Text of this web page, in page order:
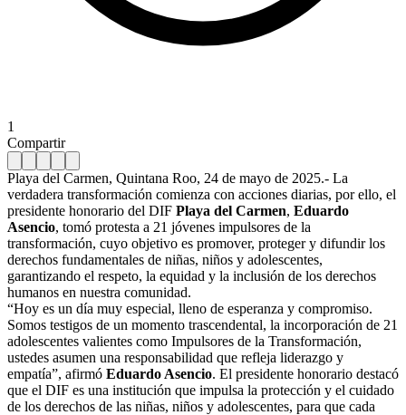
1
Compartir
Playa del Carmen, Quintana Roo, 24 de mayo de 2025.- La
verdadera transformación comienza con acciones diarias, por ello, el
presidente honorario del DIF Playa del Carmen, Eduardo
Asencio, tomó protesta a 21 jóvenes impulsores de la
transformación, cuyo objetivo es promover, proteger y difundir los
derechos fundamentales de niñas, niños y adolescentes,
garantizando el respeto, la equidad y la inclusión de los derechos
humanos en nuestra comunidad.
“Hoy es un día muy especial, lleno de esperanza y compromiso.
Somos testigos de un momento trascendental, la incorporación de 21
adolescentes valientes como Impulsores de la Transformación,
ustedes asumen una responsabilidad que refleja liderazgo y
empatía”, afirmó Eduardo Asencio. El presidente honorario destacó
que el DIF es una institución que impulsa la protección y el cuidado
de los derechos de las niñas, niños y adolescentes, para que cada